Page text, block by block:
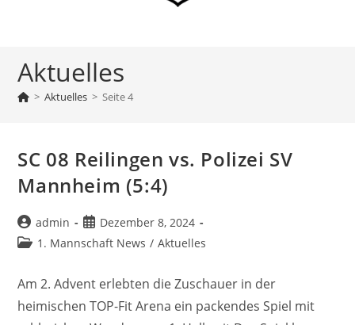
Aktuelles
> Aktuelles > Seite 4
SC 08 Reilingen vs. Polizei SV
Mannheim (5:4)
Beitrags-
Autor:
admin
Beitrag
veröffentlicht:
Dezember 8, 2024
Beitrags-
1. Mannschaft News / Aktuelles
Am 2. Advent erlebten die Zuschauer in der
heimischen TOP-Fit Arena ein packendes Spiel mit